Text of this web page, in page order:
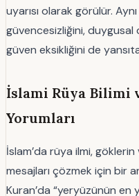
uyarısı olarak görülür.
güvencesizliğini, duygusal
güven eksikliğini de
İslami Rüya Bilimi
Yorumları
İslam’da rüya ilmi, göklerin
mesajları çözmek için bir
Kuran’da “yeryüzünün en